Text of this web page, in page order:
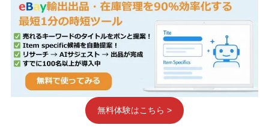
無料体験はこちら >